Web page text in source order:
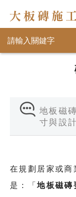
地板磁
寸與設
在規劃居家或商
是：「地板磁磚